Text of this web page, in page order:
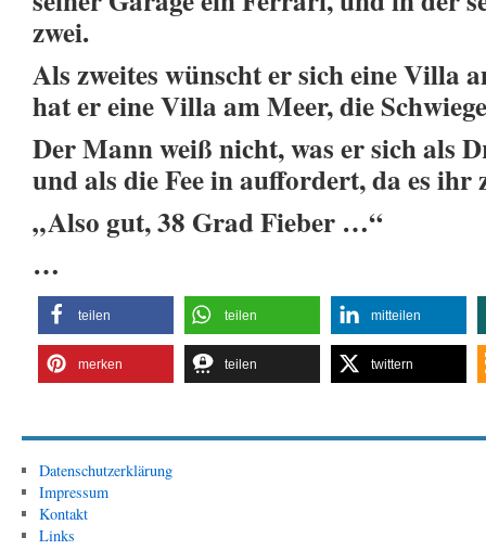
zwei.
Als zweites wünscht er sich eine Villa
hat er eine Villa am Meer, die
Der Mann weiß nicht, was er sich als
und als die Fee in auffordert, da es ihr
„Also gut, 38 Grad Fieber …“
…
teilen teilen mitteilen
merken teilen twittern
Datenschutzerklärung
Impressum
Kontakt
Links